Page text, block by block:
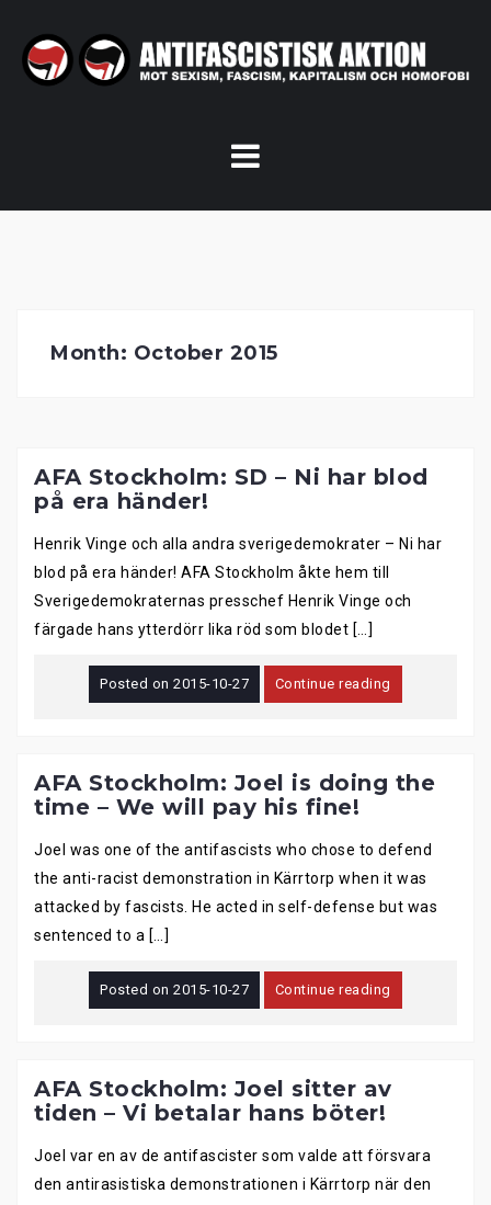
content
Month: October 2015
AFA Stockholm: SD – Ni har blod
på era händer!
Henrik Vinge och alla andra sverigedemokrater – Ni har
blod på era händer! AFA Stockholm åkte hem till
Sverigedemokraternas presschef Henrik Vinge och
färgade hans ytterdörr lika röd som blodet […]
Posted on2015-10-27 Continue reading
AFA Stockholm: Joel is doing the
time – We will pay his fine!
Joel was one of the antifascists who chose to defend
the anti-racist demonstration in Kärrtorp when it was
attacked by fascists. He acted in self-defense but was
sentenced to a […]
Posted on2015-10-27 Continue reading
AFA Stockholm: Joel sitter av
tiden – Vi betalar hans böter!
Joel var en av de antifascister som valde att försvara
den antirasistiska demonstrationen i Kärrtorp när den